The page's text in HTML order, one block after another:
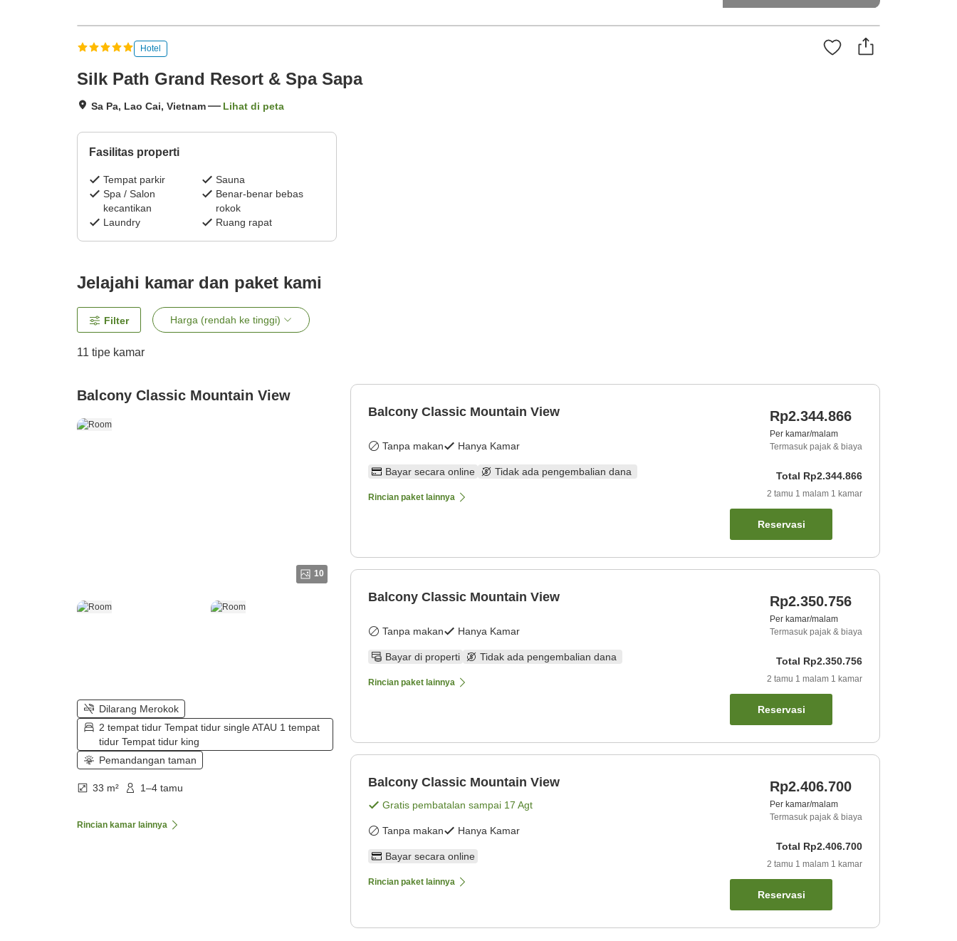
Hotel
Silk Path Grand Resort & Spa Sapa
Sa Pa, Lao Cai, Vietnam Lihat di peta
Fasilitas properti
Tempat parkir
Sauna
Spa / Salon
kecantikan
Benar-benar bebas
rokok
Laundry
Ruang rapat
Jelajahi kamar dan paket kami
Filter Harga (rendah ke tinggi)
11 tipe kamar
Balcony Classic Mountain View
10
Dilarang Merokok
2 tempat tidur Tempat tidur single ATAU 1 tempat
tidur Tempat tidur king
Pemandangan taman
33 m² 1–4 tamu
Rincian kamar lainnya
Balcony Classic Mountain View
Tanpa makan Hanya Kamar
Bayar secara online Tidak ada pengembalian dana
Rincian paket lainnya
Rp2.344.866
Per kamar/malam
Termasuk pajak & biaya
Total Rp2.344.866
2 tamu 1 malam 1 kamar
Reservasi
Balcony Classic Mountain View
Tanpa makan Hanya Kamar
Bayar di properti Tidak ada pengembalian dana
Rincian paket lainnya
Rp2.350.756
Per kamar/malam
Termasuk pajak & biaya
Total Rp2.350.756
2 tamu 1 malam 1 kamar
Reservasi
Balcony Classic Mountain View
Gratis pembatalan sampai 17 Agt
Tanpa makan Hanya Kamar
Bayar secara online
Rincian paket lainnya
Rp2.406.700
Per kamar/malam
Termasuk pajak & biaya
Total Rp2.406.700
2 tamu 1 malam 1 kamar
Reservasi